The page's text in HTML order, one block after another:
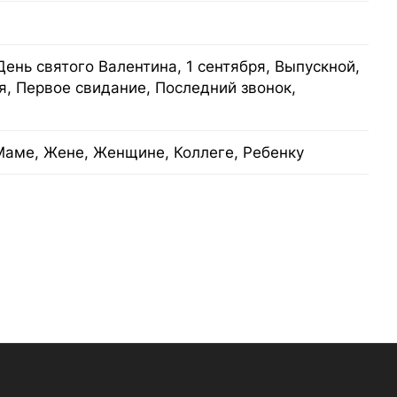
святого Валентина, 1 сентября, Выпускной,
Первое свидание, Последний звонок,
Жене, Женщине, Коллеге, Ребенку